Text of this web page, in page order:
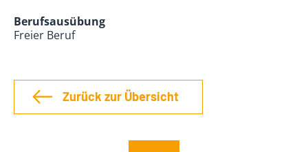
Berufsausübung
Freier Beruf
Zurück zur Übersicht